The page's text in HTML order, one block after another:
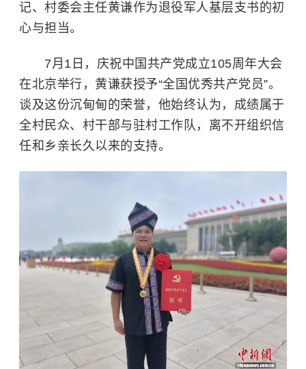
记、村委会主任黄谦作为退役军人基层支书的初
心与担当。
7月1日，庆祝中国共产党成立105周年大会
在北京举行，黄谦获授予“全国优秀共产党员”。
谈及这份沉甸甸的荣誉，他始终认为，成绩属于
全村民众、村干部与驻村工作队，离不开组织信
任和乡亲长久以来的支持。